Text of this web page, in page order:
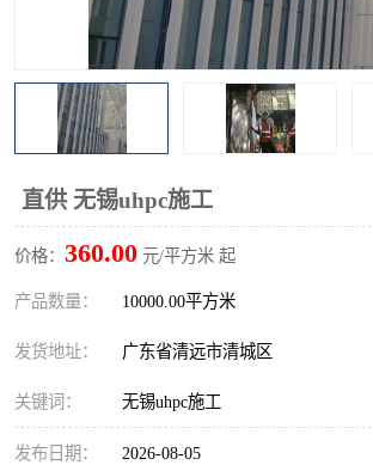
直供 无锡uhpc施工
价格： 360.00 元/平方米 起
产品数量： 10000.00平方米
发货地址： 广东省清远市清城区
关键词： 无锡uhpc施工
发布日期： 2026-08-05